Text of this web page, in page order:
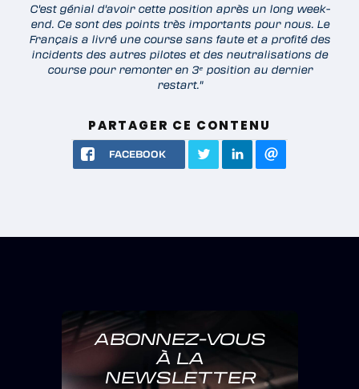
C'est génial d'avoir cette position après un long week-
end. Ce sont des points très importants pour nous. Le
Français a livré une course sans faute et a profité des
incidents des autres pilotes et des neutralisations de
course pour remonter en 3ᵉ position au dernier
restart."
PARTAGER CE CONTENU
FACEBOOK
ABONNEZ-VOUS
À LA
NEWSLETTER